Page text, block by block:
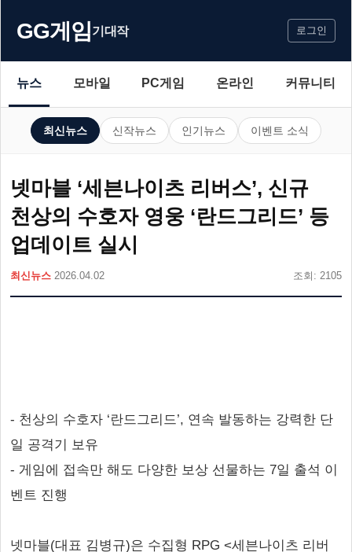
GG게임기대작 로그인
뉴스 모바일 PC게임 온라인 커뮤니티
최신뉴스 신작뉴스 인기뉴스 이벤트 소식
넷마블 ‘세븐나이츠 리버스’, 신규
천상의 수호자 영웅 ‘란드그리드’ 등
업데이트 실시
최신뉴스 2026.04.02 조회: 2105
- 천상의 수호자 ‘란드그리드’, 연속 발동하는 강력한 단
일 공격기 보유
- 게임에 접속만 해도 다양한 보상 선물하는 7일 출석 이
벤트 진행
넷마블(대표 김병규)은 수집형 RPG <세븐나이츠 리버